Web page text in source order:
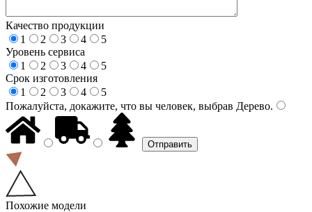
Качество продукции
1
2 3 4
5
Уровень сервиса
1
2 3 4
5
Срок изготовления
1
2 3 4
5
Пожалуйста, докажите, что вы человек, выбрав Дерево.
Похожие модели